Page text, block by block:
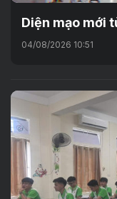
Diện mạo mới
04/08/2026 10:51